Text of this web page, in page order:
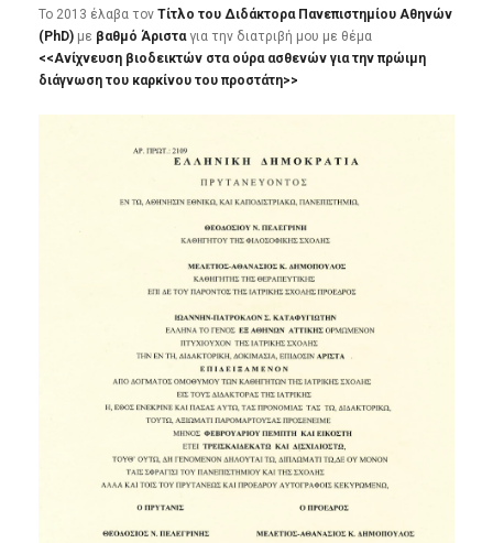
Το 2013 έλαβα τον Τίτλο του Διδάκτορα Πανεπιστημίου Αθηνών
(PhD) με βαθμό Άρισταγια την διατριβή μου με θέμα
<<Ανίχνευση βιοδεικτών στα ούρα ασθενών για την πρώιμη
διάγνωση του καρκίνου του προστάτη>>